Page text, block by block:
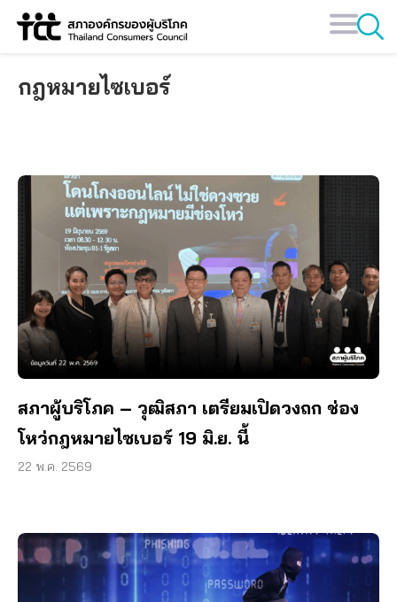
Skip
กฎหมายไซเบอร์
สภาผู้บริโภค – วุฒิสภา เตรียมเปิดวงถก ช่อง
โหว่กฎหมายไซเบอร์ 19 มิ.ย. นี้
22 พ.ค. 2569